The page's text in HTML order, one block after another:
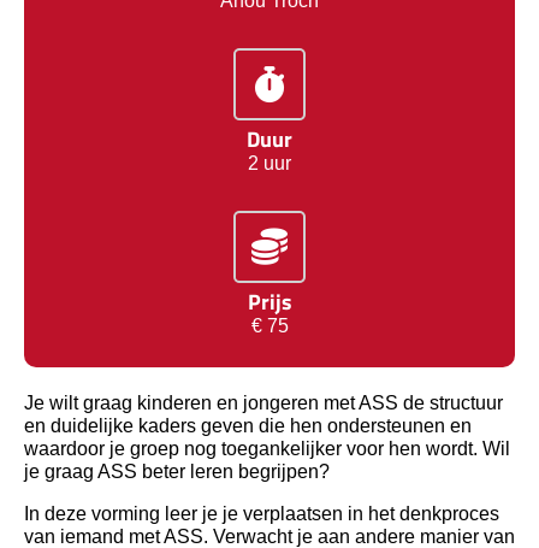
Duur
2 uur
Prijs
€ 75
Je wilt graag kinderen en jongeren met ASS de structuur
en duidelijke kaders geven die hen ondersteunen en
waardoor je groep nog toegankelijker voor hen wordt. Wil
je graag ASS beter leren begrijpen?
In deze vorming leer je je verplaatsen in het denkproces
van iemand met ASS. Verwacht je aan andere manier van